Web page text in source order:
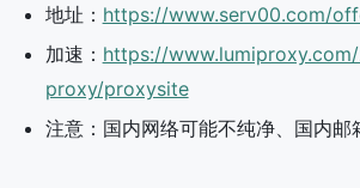
地址： https://www.serv00.com/
加速： https://
proxy/proxysite
注意：国内网络可能不纯净、国内邮